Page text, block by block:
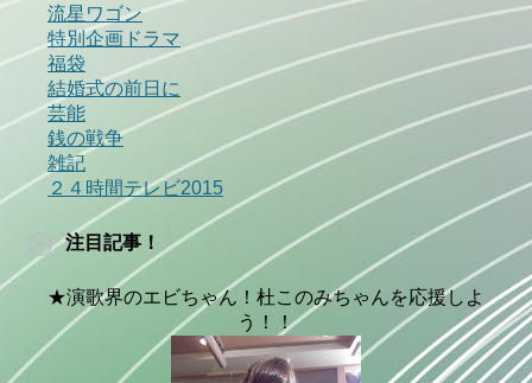
流星ワゴン
特別企画ドラマ
福袋
結婚式の前日に
芸能
銭の戦争
雑記
２４時間テレビ2015
注目記事！
★演歌界のエビちゃん！杜このみちゃんを応援しよ
う！！